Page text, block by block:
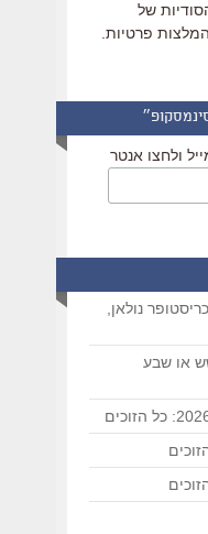
של
פרטיות.
ולחצו אנטר
נולאן,
2026: שש או שבע